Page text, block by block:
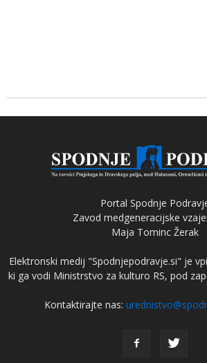
Portal Spodnje
Zavod medgeneracijske
Maja Tominc Žerak
Elektronski medij "Spodnjepodravje.si" je
ki ga vodi Ministrstvo za kulturo RS, pod
Kontaktirajte nas: